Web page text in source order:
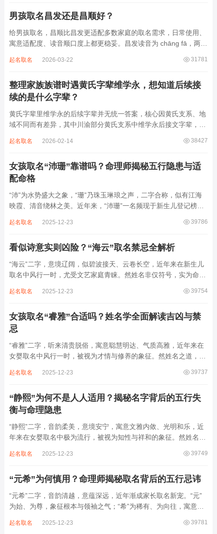
男孩取名昌发还是昌顺好？
给男孩取名，昌顺比昌发更适配多数家庭的取名需求，日常使用、
寓意适配度、读音顺口度上都更稳妥。昌发读音为 chāng fā，两个
离叫名字时辨识度不高。昌字本义为兴盛、繁茂，发字核心指向发
31781
起名取名 2026-03-22
整理家族族谱时遇黄氏字辈维学永，想知道后续接
续的是什么字辈？
黄氏字辈里维学永的后续字辈并无统一答案，核心因黄氏支系、地
域不同而有差异，其中川渝部分黄氏支系中维学永后接文字辈，完
某支系的续修字辈，在安岳、岳池一带的黄氏族谱里能明确查到，
38427
起名取名 2026-02-14
女孩取名“沛珊”靠谱吗？命理师揭秘五行隐患与适
配命格
“沛”为水势盛大之象，“珊”乃珠玉琳琅之声，二字合称，似有江海
映霞、清音绕林之美。近年来，“沛珊”一名频现于新生儿登记榜
雅符号，实为命理五行流转之枢纽。一字之选，关乎气场平衡。沛
39786
起名取名 2025-12-23
看似诗意实则凶险？“海云”取名禁忌全解析
“海云”二字，意境辽阔，似碧波接天、云卷长空，近年来在新生儿
取名中风行一时，尤受文艺家庭青睐。然姓名非仅符号，实为命局
滔天，木浮无根，阴气过重，易致意志不坚、事业漂泊、健康受
39754
起名取名 2025-12-23
女孩取名“睿雅”合适吗？姓名学全面解读吉凶与禁
忌
“睿雅”二字，听来清贵脱俗，寓意聪慧明达、气质高雅，近年来在
女婴取名中风行一时，被视为才情与修养的象征。然姓名之道，贵
增心力。细察“睿雅”之局，实藏金水成势、火土受制之患，若不顾
39737
起名取名 2025-12-23
“静熙”为何不是人人适用？揭秘名字背后的五行失
衡与命理隐患
“静熙”二字，音韵柔美，意境安宁，寓意文雅内敛、光明和乐，近
年来在女婴取名中极为流行，被视为知性与祥和的象征。然姓名命
象，实藏金水偏寒、火气受制之弊，若不顾八字强弱，盲目套用，
39749
起名取名 2025-12-23
“元希”为何慎用？命理师揭秘取名背后的五行忌讳
“元希”二字，音韵清越，意蕴深远，近年渐成家长取名新宠。“元”
为始、为尊，象征根本与领袖之气；“希”为稀有、为向往，寓意卓
象。然姓名非止文雅，实为命理气场之枢纽。一字之选，关乎运途
39781
起名取名 2025-12-23